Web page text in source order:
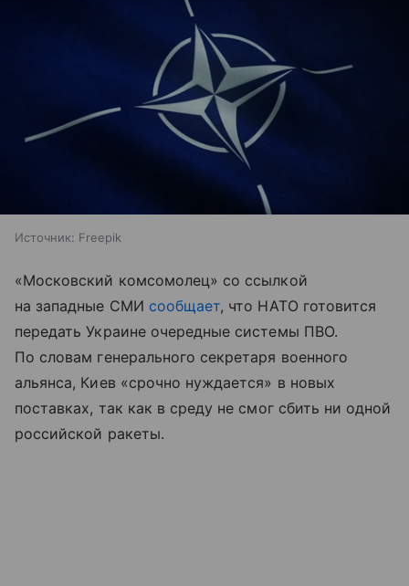
Источник: Freepik
«Московский комсомолец» со ссылкой
на западные СМИ сообщает, что НАТО готовится
передать Украине очередные системы ПВО.
По словам генерального секретаря военного
альянса, Киев «срочно нуждается» в новых
поставках, так как в среду не смог сбить ни одной
российской ракеты.